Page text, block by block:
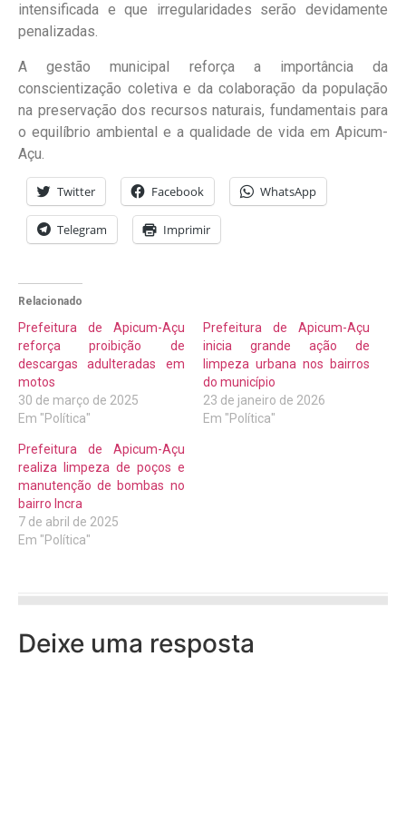
intensificada e que irregularidades serão devidamente
penalizadas.
A gestão municipal reforça a importância da
conscientização coletiva e da colaboração da população
na preservação dos recursos naturais, fundamentais para
o equilíbrio ambiental e a qualidade de vida em Apicum-
Açu.
Twitter Facebook WhatsApp
Telegram Imprimir
Relacionado
Prefeitura de Apicum-Açu
reforça proibição de
descargas adulteradas em
motos
30 de março de 2025
Em "Política"
Prefeitura de Apicum-Açu
inicia grande ação de
limpeza urbana nos bairros
do município
23 de janeiro de 2026
Em "Política"
Prefeitura de Apicum-Açu
realiza limpeza de poços e
manutenção de bombas no
bairro Incra
7 de abril de 2025
Em "Política"
Deixe uma resposta